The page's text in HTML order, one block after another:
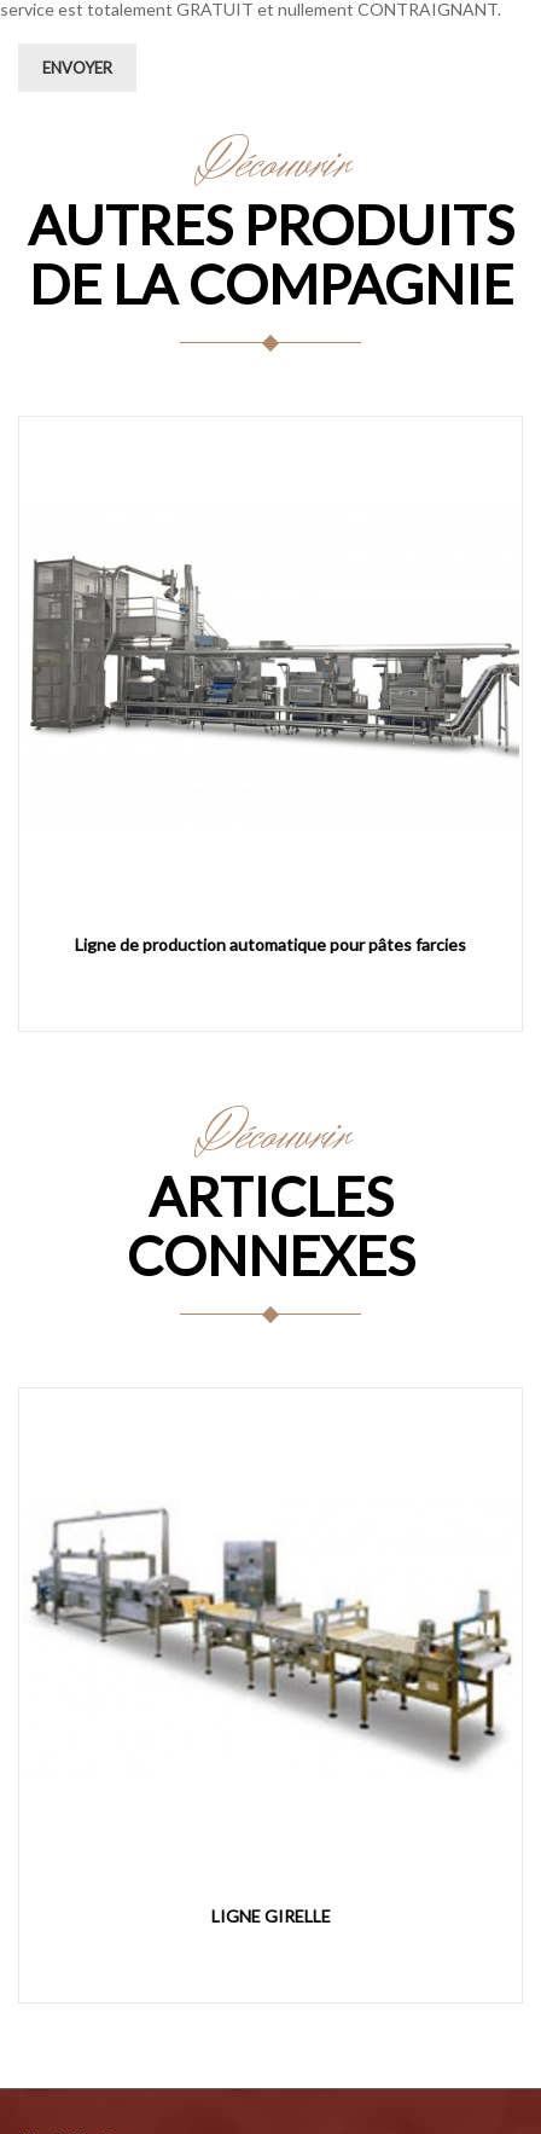
service est totalement GRATUIT et nullement CONTRAIGNANT.
ENVOYER
Découvrir
AUTRES PRODUITS
DE LA COMPAGNIE
Ligne de production automatique pour pâtes farcies
Découvrir
ARTICLES
CONNEXES
LIGNE GIRELLE